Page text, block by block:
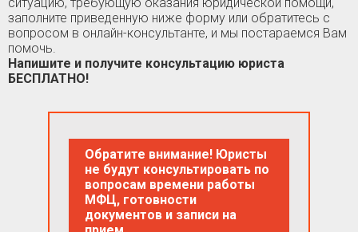
заполните приведенную ниже форму или обратитесь с
вопросом в онлайн-консультанте, и мы постараемся Вам
помочь.
Напишите и получите консультацию юриста
БЕСПЛАТНО!
Обратите внимание! Юристы
не будут консультировать по
вопросам времени работы
МФЦ, готовности
документов и записи на